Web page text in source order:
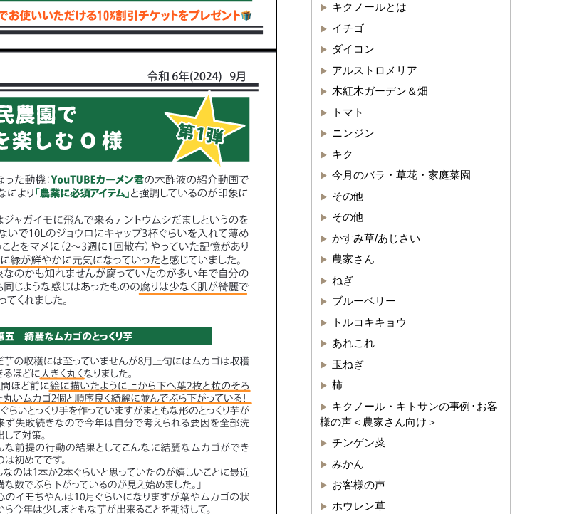
キクノールとは
イチゴ
ダイコン
アルストロメリア
木紅木ガーデン＆畑
トマト
ニンジン
キク
今月のバラ・草花・家庭菜園
その他
その他
かすみ草/あじさい
農家さん
ねぎ
ブルーベリー
トルコキキョウ
あれこれ
玉ねぎ
柿
キクノール・キトサンの事例･お客
様の声＜農家さん向け＞
チンゲン菜
みかん
お客様の声
ホウレン草